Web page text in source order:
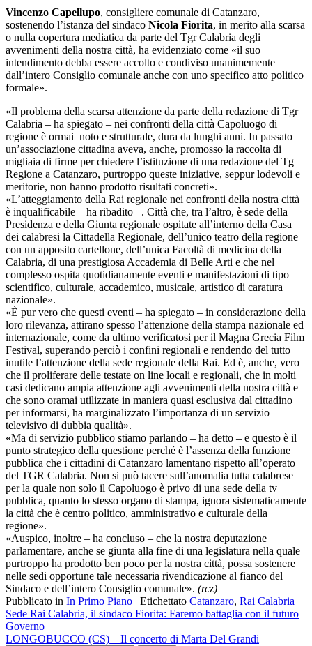
Vincenzo Capellupo, consigliere comunale di Catanzaro,
sostenendo l’istanza del sindaco Nicola Fiorita, in merito alla scarsa
o nulla copertura mediatica da parte del Tgr Calabria degli
avvenimenti della nostra città, ha evidenziato come «il suo
intendimento debba essere accolto e condiviso unanimemente
dall’intero Consiglio comunale anche con uno specifico atto politico
formale».
«Il problema della scarsa attenzione da parte della redazione di Tgr
Calabria – ha spiegato – nei confronti della città Capoluogo di
regione è ormai noto e strutturale, dura da lunghi anni. In passato
un’associazione cittadina aveva, anche, promosso la raccolta di
migliaia di firme per chiedere l’istituzione di una redazione del Tg
Regione a Catanzaro, purtroppo queste iniziative, seppur lodevoli e
meritorie, non hanno prodotto risultati concreti».
«L’atteggiamento della Rai regionale nei confronti della nostra città
è inqualificabile – ha ribadito –. Città che, tra l’altro, è sede della
Presidenza e della Giunta regionale ospitate all’interno della Casa
dei calabresi la Cittadella Regionale, dell’unico teatro della regione
con un apposito cartellone, dell’unica Facoltà di medicina della
Calabria, di una prestigiosa Accademia di Belle Arti e che nel
complesso ospita quotidianamente eventi e manifestazioni di tipo
scientifico, culturale, accademico, musicale, artistico di caratura
nazionale».
«È pur vero che questi eventi – ha spiegato – in considerazione della
loro rilevanza, attirano spesso l’attenzione della stampa nazionale ed
internazionale, come da ultimo verificatosi per il Magna Grecia Film
Festival, superando perciò i confini regionali e rendendo del tutto
inutile l’attenzione della sede regionale della Rai. Ed è, anche, vero
che il proliferare delle testate on line locali e regionali, che in molti
casi dedicano ampia attenzione agli avvenimenti della nostra città e
che sono oramai utilizzate in maniera quasi esclusiva dal cittadino
per informarsi, ha marginalizzato l’importanza di un servizio
televisivo di dubbia qualità».
«Ma di servizio pubblico stiamo parlando – ha detto – e questo è il
punto strategico della questione perché è l’assenza della funzione
pubblica che i cittadini di Catanzaro lamentano rispetto all’operato
del TGR Calabria. Non si può tacere sull’anomalia tutta calabrese
per la quale non solo il Capoluogo è privo di una sede della tv
pubblica, quanto lo stesso organo di stampa, ignora sistematicamente
la città che è centro politico, amministrativo e culturale della
regione».
«Auspico, inoltre – ha concluso – che la nostra deputazione
parlamentare, anche se giunta alla fine di una legislatura nella quale
purtroppo ha prodotto ben poco per la nostra città, possa sostenere
nelle sedi opportune tale necessaria rivendicazione al fianco del
Sindaco e dell’intero Consiglio comunale». (rcz)
Pubblicato in In Primo Piano | Etichettato Catanzaro, Rai Calabria
Navigazione
articoli
Sede Rai Calabria, il sindaco Fiorita: Faremo battaglia con il futuro
Governo
LONGOBUCCO (CS) – Il concerto di Marta Del Grandi